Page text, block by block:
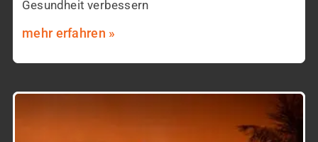
Gesundheit verbessern
mehr erfahren »